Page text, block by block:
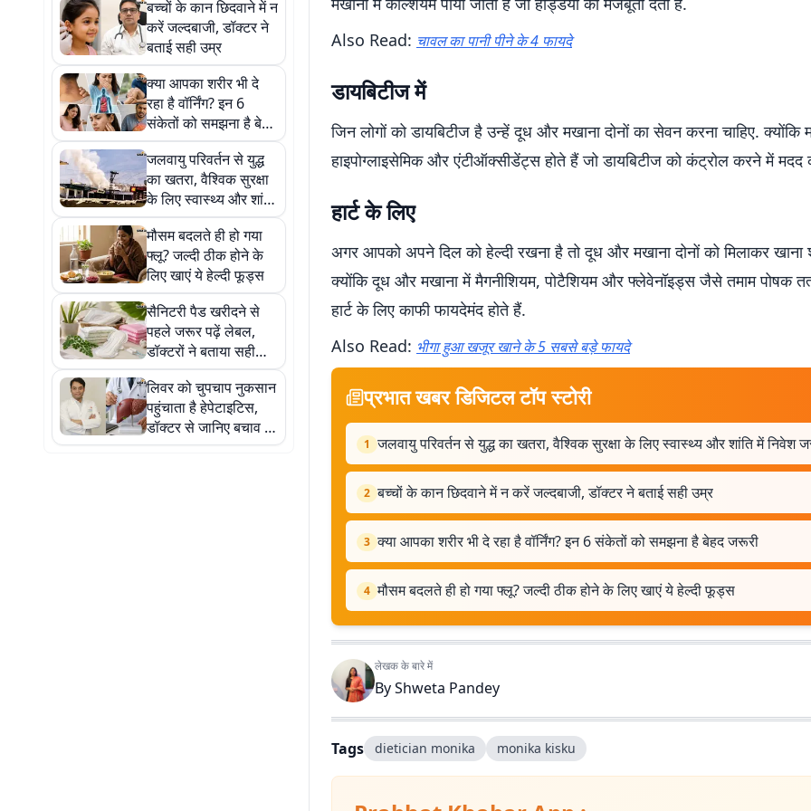
बच्चों के कान छिदवाने में न
करें जल्दबाजी, डॉक्टर ने
बताई सही उम्र
क्या आपका शरीर भी दे
रहा है वॉर्निंग? इन 6
संकेतों को समझना है बेहद
जरूरी
जलवायु परिवर्तन से युद्ध
का खतरा, वैश्विक सुरक्षा
के लिए स्वास्थ्य और शांति
में निवेश जरूरी
मौसम बदलते ही हो गया
फ्लू? जल्दी ठीक होने के
लिए खाएं ये हेल्दी फूड्स
सैनिटरी पैड खरीदने से
पहले जरूर पढ़ें लेबल,
डॉक्टरों ने बताया सही
प्रोडक्ट चुनने का तरीका
लिवर को चुपचाप नुकसान
पहुंचाता है हेपेटाइटिस,
डॉक्टर से जानिए बचाव के
तरीके
Also Read: चावल का पानी पीने के 4 फायदे
डायबिटीज में
जिन लोगों को डायबिटीज है उन्हें दूध और मखाना दोनों का सेवन करना चाहिए. क्योंकि
हाइपोग्लाइसेमिक और एंटीऑक्सीडेंट्स होते हैं जो डायबिटीज को कंट्रोल करने में
हार्ट के लिए
अगर आपको अपने दिल को हेल्दी रखना है तो दूध और मखाना दोनों को मिलाकर
क्योंकि दूध और मखाना में मैगनीशियम, पोटैशियम और फ्लेवेनॉइड्स जैसे तमाम पोषक
हार्ट के लिए काफी फायदेमंद होते हैं.
Also Read: भीगा हुआ खजूर खाने के 5 सबसे बड़े फायदे
प्रभात खबर डिजिटल टॉप स्टोरी
1 जलवायु परिवर्तन से युद्ध का खतरा, वैश्विक सुरक्षा के लिए स्वास्थ्य और शांति में निवेश
2 बच्चों के कान छिदवाने में न करें जल्दबाजी, डॉक्टर ने बताई सही उम्र
3 क्या आपका शरीर भी दे रहा है वॉर्निंग? इन 6 संकेतों को समझना है बेहद जरूरी
4 मौसम बदलते ही हो गया फ्लू? जल्दी ठीक होने के लिए खाएं ये हेल्दी फूड्स
लेखक के बारे में
ByShweta Pandey
Tags dietician monika monika kisku